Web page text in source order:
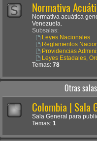
Normativa
Normativa acuática
Venezuela.
Subsalas:
Leyes Nacionales
Reglamentos
Providencias
Leyes Estadales,
Temas: 78
Otras
Colombia | Sala
Sala General para
Temas: 1